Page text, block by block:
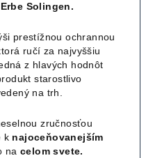
Erbe Solingen.
prestížnou ochrannou
ručí za najvyššiu
z hlavých hodnôt
starostlivo
na trh.
zručnosťou
k najoceňovanejším
nacelom svete.